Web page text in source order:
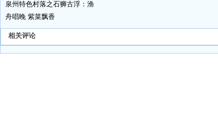
泉州特色村落之石狮古浮：渔
舟唱晚 紫菜飘香
相关评论